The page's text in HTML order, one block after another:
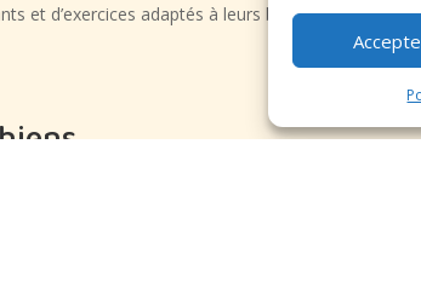
et d’exercices adaptés à leurs besoins pour